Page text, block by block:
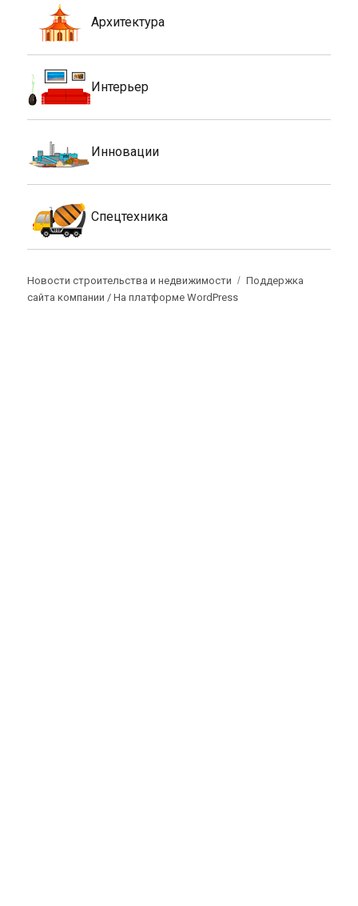
Архитектура
Интерьер
Инновации
Спецтехника
Новости строительства и недвижимости
Поддержка
сайта компании /На платформе WordPress